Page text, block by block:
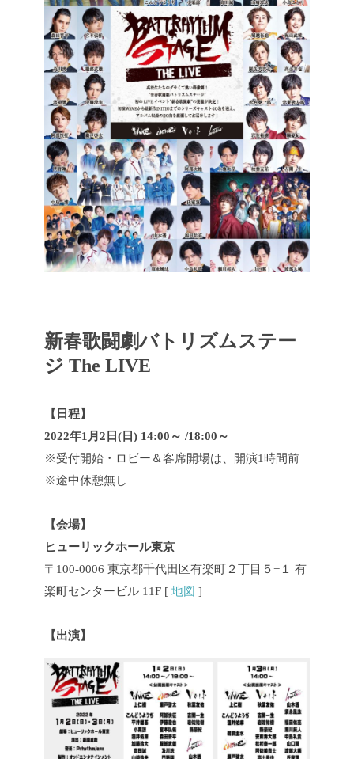
新春歌闘劇バトリズムステー
ジ The LIVE
【日程】
2022年1月2日(日) 14:00～ /18:00～
※受付開始・ロビー＆客席開場は、開演1時間前
※途中休憩無し
【会場】
ヒューリックホール東京
〒100-0006 東京都千代田区有楽町２丁目５−１ 有
楽町センタービル 11F [ 地図 ]
【出演】